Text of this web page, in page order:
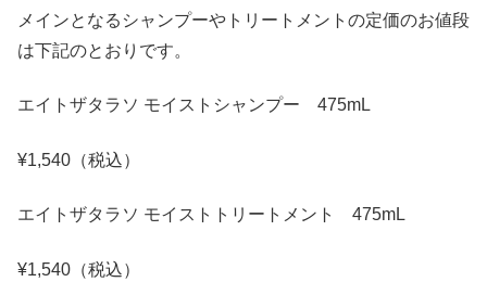
メインとなるシャンプーやトリートメントの定価のお値段
は下記のとおりです。
エイトザタラソ モイストシャンプー 475mL
¥1,540（税込）
エイトザタラソ モイストトリートメント 475mL
¥1,540（税込）